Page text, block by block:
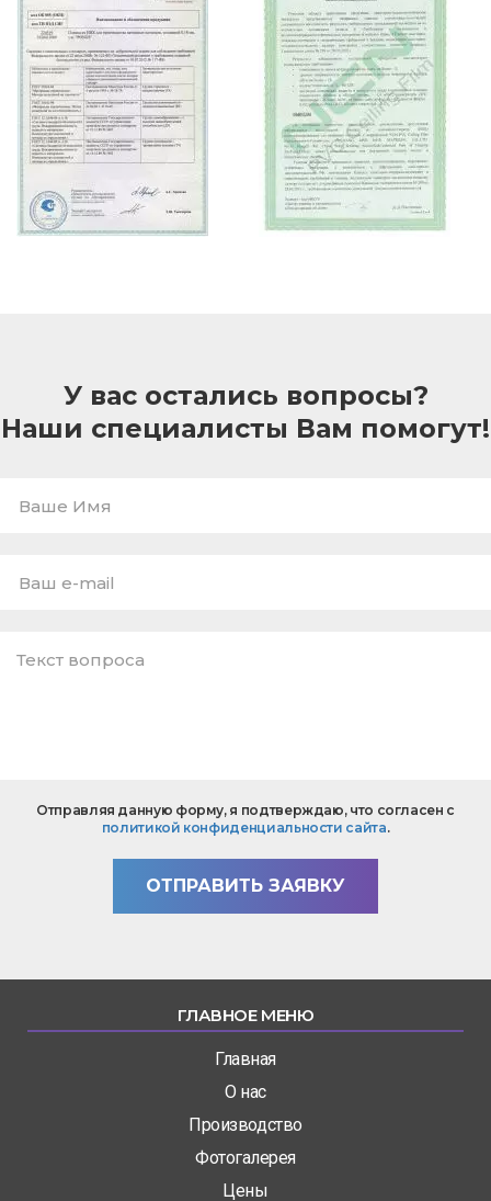
У вас остались вопросы?
Наши специалисты Вам помогут!
Имя
mail
вопроса
Отправляя данную форму, я подтверждаю, что согласен с
политикой конфиденциальности сайта.
ОТПРАВИТЬ ЗАЯВКУ
ГЛАВНОЕ МЕНЮ
Главная
О нас
Производство
Фотогалерея
Цены